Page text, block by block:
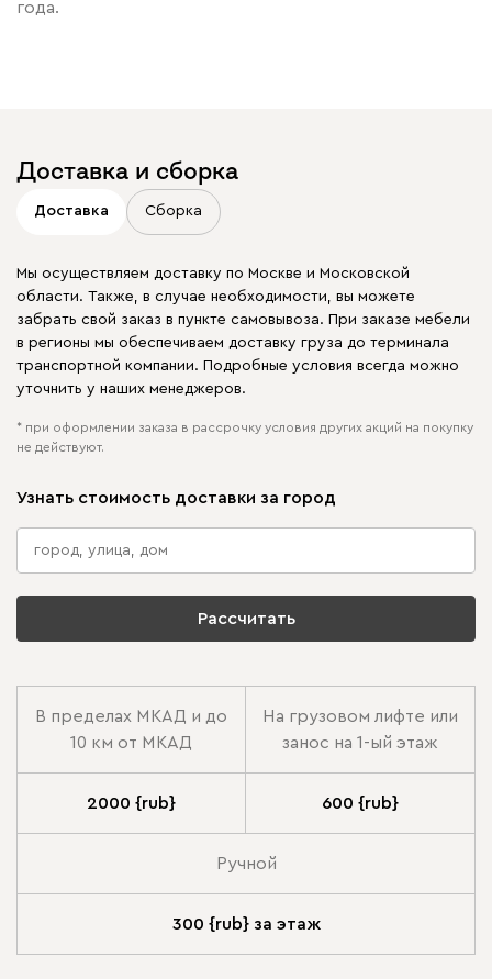
года.
Доставка и сборка
Доставка Сборка
Мы осуществляем доставку по Москве и Московской
области. Также, в случае необходимости, вы можете
забрать свой заказ в пункте самовывоза. При заказе мебели
в регионы мы обеспечиваем доставку груза до терминала
транспортной компании. Подробные условия всегда можно
уточнить у наших менеджеров.
* при оформлении заказа в рассрочку условия других акций на покупку
не действуют.
Узнать стоимость доставки за город
Рассчитать
В пределах МКАД и до
10 км от МКАД
На грузовом лифте или
занос на 1-ый этаж
2000 {rub} 600 {rub}
Ручной
300 {rub} за этаж